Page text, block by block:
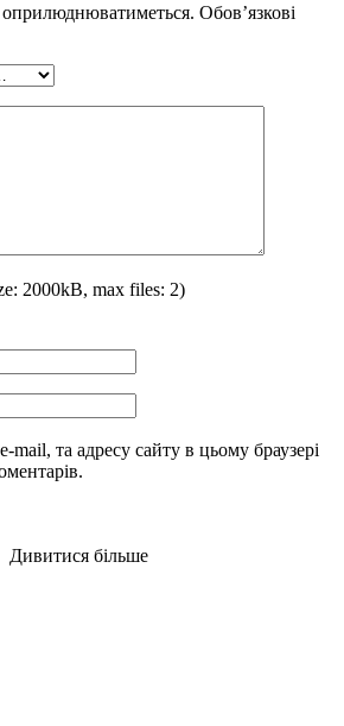
Обов’язкові
2000kB, max files: 2)
mail, та адресу сайту в цьому браузері
Дивитися більше